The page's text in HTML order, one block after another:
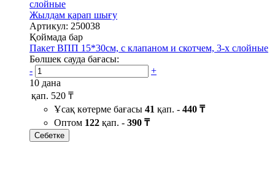
Жылдам қарап шығу
Артикул: 250038
Қоймада бар
Пакет ВПП 15*30см, с клапаном и скотчем, 3-х слойные
Бөлшек сауда бағасы:
-
+
10 дана
қап. 520 ₸
Ұсақ көтерме бағасы 41 қап. - 440 ₸
Оптом 122 қап. - 390 ₸
Себетке